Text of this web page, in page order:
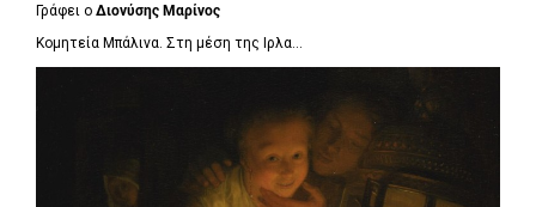
Γράφει ο Διονύσης Μαρίνος
Κομητεία Μπάλινα. Στη μέση της Ιρλα...